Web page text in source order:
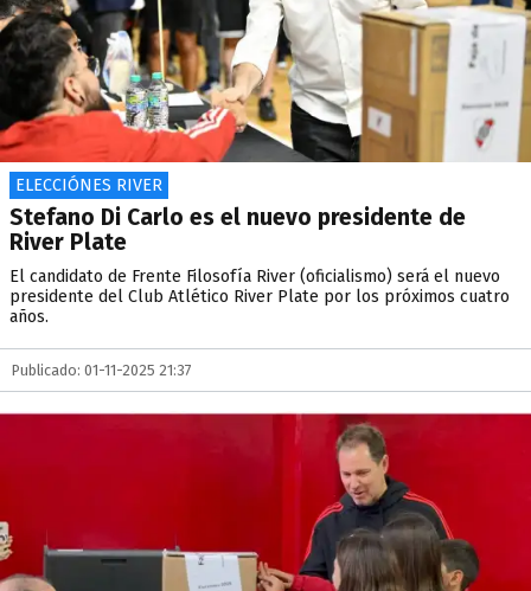
ELECCIÓNES RIVER
Stefano Di Carlo es el nuevo presidente de
River Plate
El candidato de Frente Filosofía River (oficialismo) será el nuevo
presidente del Club Atlético River Plate por los próximos cuatro
años.
Publicado: 01-11-2025 21:37